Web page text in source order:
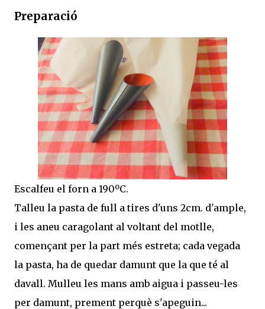
Preparació
Escalfeu el forn a 190ºC.
Talleu la pasta de full a tires d'uns 2cm. d'ample,
i les aneu caragolant al voltant del motlle,
començant per la part més estreta; cada vegada
la pasta, ha de quedar damunt que la que té al
davall. Mulleu les mans amb aigua i passeu-les
per damunt, prement perquè s'apeguin...